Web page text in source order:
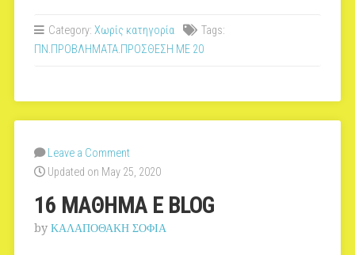
BLOG”
Category: Χωρίς κατηγορία
Tags:
ΠΝ.ΠΡΟΒΛΗΜΑΤΑ.ΠΡΟΣΘΕΣΗ ΜΕ 20
Leave a Comment
Updated on May 25, 2020
16 MAΘΗΜΑ E BLOG
by ΚΑΛΑΠΟΘΑΚΗ ΣΟΦΙΑ